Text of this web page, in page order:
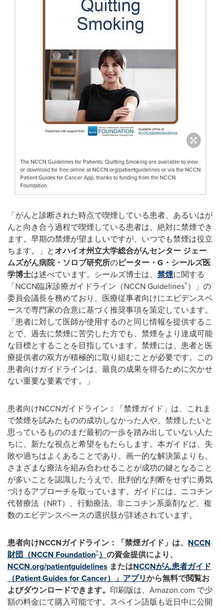
The NCCN Guidelines for Patients: Quitting Smoking are available to view
or download for free online at NCCN.org/patientguidelines or via the NCCN
Patient Guides for Cancer App, thanks to funding from the NCCN
Foundation.
「がんと診断された時点で喫煙している患者、あるいはが
んと向き合う過程で喫煙している患者は、絶対に禁煙でき
ます。早期の禁煙が望ましいですが、いつでも禁煙は役立
ちます。」とオハイオ州立大学総合がんセンター ジェー
ムズがん病院・ソロブ研究所のピーター・ G ・シールズ医
学博士は述べています。シールズ博士は、 禁煙に関する
「NCCN臨床診療ガイドライン（NCCN Guidelines®）」の
委員会議長を務めており、医療従事者向けにエビデンスベ
ースで専門家の合意に基づく推奨事項を策定しています。
「患者に対して医師が使用するのと同じ情報を提供するこ
とで、過去に禁煙に苦労した方でも、禁煙をより達成可能
な目標とすることを目指しています。禁煙には、患者と医
療提供者の双方が積極的に取り組むことが必要です。この
患者向けガイドラインは、最良の成果を得るために欠かせ
ない重要な要素です。」
患者向けNCCNガイドライン：「禁煙ガイド」は、これま
で禁煙を試みたものの成功しなかった人や、禁煙したいと
思っているもののまだ最初の一歩を踏み出していない人た
ちに、新たな視点と希望をもたらします。本ガイドは、失
敗や過ちはよくあることであり、画一的な解決策よりも、
さまざまな療法を組み合わせることが成功の鍵となること
が多いことを認識したうえで、批判的な判断をせずに勇気
づけるアプローチを取っています。ガイドには、ニコチン
代替療法（NRT）、行動療法、非ニコチン系薬剤など、複
数のエビデンスベースの選択肢が詳述されています。
患者向けNCCNガイドライン：「禁煙ガイド」は、 NCCN
財団（NCCN Foundation®） の資金提供により、
NCCN.org/patientguidelines またはNCCNがん患者ガイド
（Patient Guides for Cancer）」アプリから無料で閲覧お
よびダウンロードできます。 印刷版は、Amazon.com で少
額の料金にて購入可能です。スペイン語版も近日中に公開